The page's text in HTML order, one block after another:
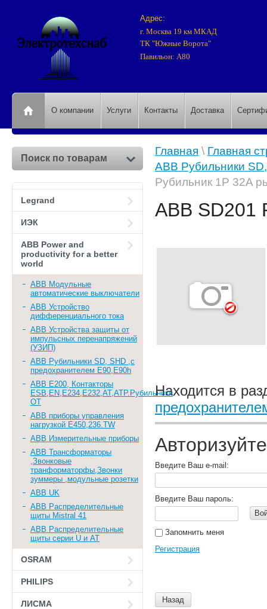
Адрес:
г. Москва 19 км МКАД
ТК "Южные Ворота"
Павильон: А80
О компании Услуги Контакты Доставка
Поиск по товарам
Legrand
ИЭК
АВВ Power and
productivity for a better
world
АВВ Модульные
автоматические выключатели
ABB Устройство
дифференциального тока
АВВ Устройства защиты от
импульсных перенапряжений
(УЗИП)
АВВ Рубильники SD, SHD ,с
предохранителем Е90,Е90h
АВВ Е200, Контакторы
ESB,EN,E234,E232,AT,ATP.Рубильники
ОТ
АВВ приборы управления
нагрузкой Е450,236.TW
АВВ Измерительные приборы
АВВ Трансформаторы
,Звонковые
транформаторфы,Звонки
зуммеры ,модульные розетки
АВВ UK
АВВ Распределительные
щиты Mistral 41
АВВ Распределительные
щиты серии U и AT
OSRAM
PHILIPS
ЛИСМА
Главная \ Главная
АВВ Рубильники
Рубильник 1P 32A
ABB SD201
Находится в
Введите Ваш e-mail:
Введите Ваш пароль:
Запомнить меня
Регистрация
Назад